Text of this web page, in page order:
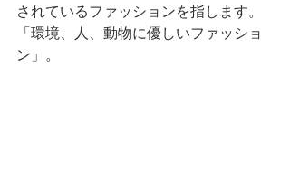
されているファッションを指します。
「環境、人、動物に優しいファッショ
ン」。